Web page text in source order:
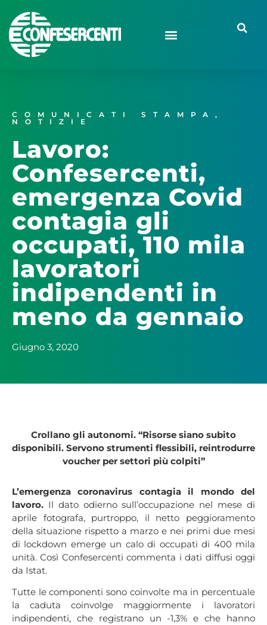
COMUNICATI STAMPA ,
NOTIZIE
Lavoro:
Confesercenti,
emergenza Covid
contagia gli
occupati, 110 mila
lavoratori
indipendenti in
meno da gennaio
Giugno 3, 2020
Crollano gli autonomi. “Risorse siano subito
disponibili. Servono strumenti flessibili, reintrodurre
voucher per settori più colpiti”
L’emergenza coronavirus contagia il mondo del
lavoro. Il dato odierno sull’occupazione nel mese di
aprile fotografa, purtroppo, il netto peggioramento
della situazione rispetto a marzo e nei primi due mesi
di lockdown emerge un calo di occupati di 400 mila
unità. Così Confesercenti commenta i dati diffusi oggi
da Istat.
Tutte le componenti sono coinvolte ma in percentuale
la caduta coinvolge maggiormente i lavoratori
indipendenti, che registrano un -1,3% e che hanno